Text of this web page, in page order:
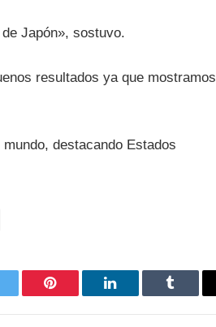
Japón», sostuvo.
resultados ya que mostramos
destacando Estados
Pinterest LinkedIn Tumblr